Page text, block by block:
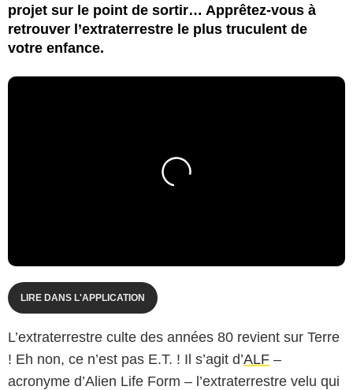
projet sur le point de sortir… Apprêtez-vous à
retrouver l’extraterrestre le plus truculent de
votre enfance.
LIRE DANS L'APPLICATION
L’extraterrestre culte des années 80 revient sur Terre
! Eh non, ce n’est pas E.T. ! Il s’agit d’ALF –
acronyme d’Alien Life Form – l’extraterrestre velu qui